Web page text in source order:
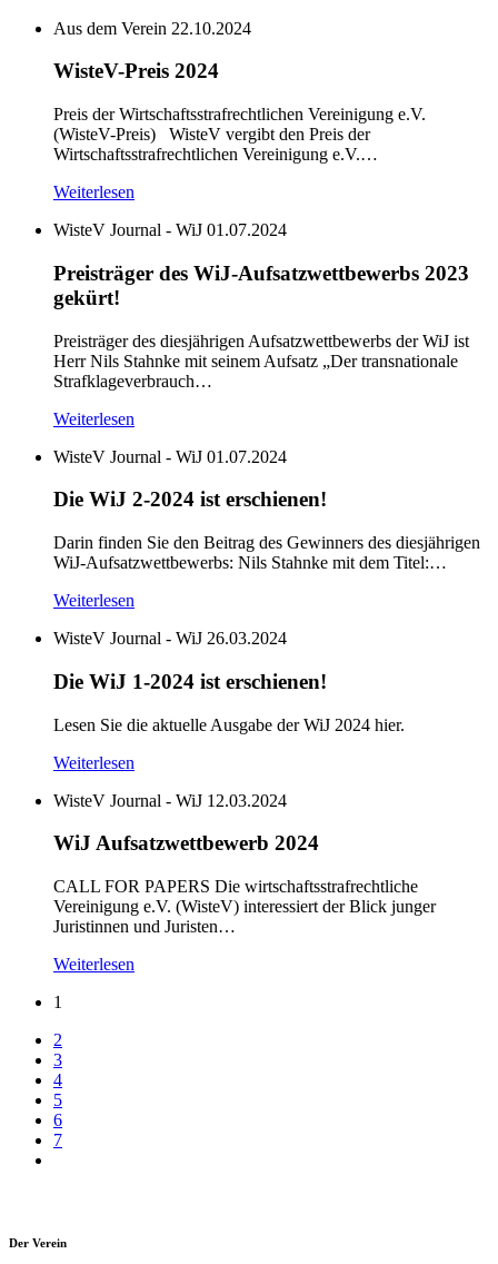
Aus dem Verein 22.10.2024
WisteV-Preis 2024
Preis der Wirtschaftsstrafrechtlichen Vereinigung e.V.
(WisteV-Preis) WisteV vergibt den Preis der
Wirtschaftsstrafrechtlichen Vereinigung e.V.…
Weiterlesen
WisteV Journal - WiJ 01.07.2024
Preisträger des WiJ-Aufsatzwettbewerbs 2023
gekürt!
Preisträger des diesjährigen Aufsatzwettbewerbs der WiJ ist
Herr Nils Stahnke mit seinem Aufsatz „Der transnationale
Strafklageverbrauch…
Weiterlesen
WisteV Journal - WiJ 01.07.2024
Die WiJ 2-2024 ist erschienen!
Darin finden Sie den Beitrag des Gewinners des diesjährigen
WiJ-Aufsatzwettbewerbs: Nils Stahnke mit dem Titel:…
Weiterlesen
WisteV Journal - WiJ 26.03.2024
Die WiJ 1-2024 ist erschienen!
Lesen Sie die aktuelle Ausgabe der WiJ 2024 hier.
Weiterlesen
WisteV Journal - WiJ 12.03.2024
WiJ Aufsatzwettbewerb 2024
CALL FOR PAPERS Die wirtschaftsstrafrechtliche
Vereinigung e.V. (WisteV) interessiert der Blick junger
Juristinnen und Juristen…
Weiterlesen
1
2
3
4
5
6
7
Der Verein